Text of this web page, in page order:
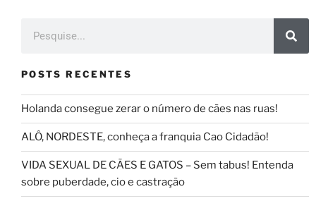
POSTS RECENTES
Holanda consegue zerar o número de cães nas ruas!
ALÔ, NORDESTE, conheça a franquia Cao Cidadão!
VIDA SEXUAL DE CÃES E GATOS – Sem tabus! Entenda
sobre puberdade, cio e castração